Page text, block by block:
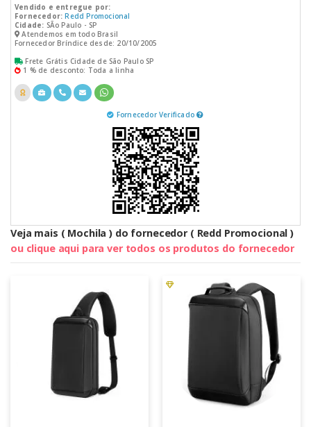
Vendido e entregue por:
Fornecedor: Redd Promocional
Cidade: SÃo Paulo - SP
Atendemos em todo Brasil
Fornecedor Bríndice desde: 20/10/2005
Frete Grátis Cidade de São Paulo SP
1 % de desconto: Toda a linha
Fornecedor Verificado
Veja mais ( Mochila ) do fornecedor ( Redd Promocional )
ou clique aqui para ver todos os produtos do fornecedor